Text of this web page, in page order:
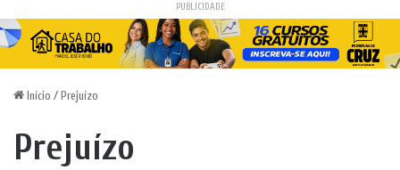
PUBLICIDADE
Início / Prejuízo
Prejuízo